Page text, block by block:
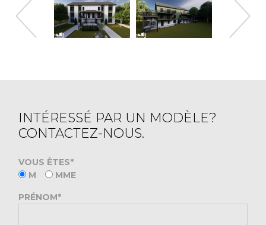
INTÉRESSÉ PAR UN MODÈLE?
CONTACTEZ-NOUS.
VOUS ÊTES*
M
MME
PRÉNOM*